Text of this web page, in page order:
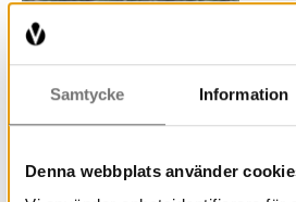
Samtycke Information
Denna webbplats använder